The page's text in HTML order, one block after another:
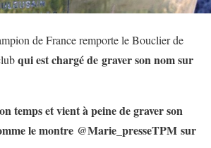
de France remporte le Bouclier de
qui est chargé de graver son nom sur
temps et vient à peine de graver son
le montre @Marie_presseTPM sur